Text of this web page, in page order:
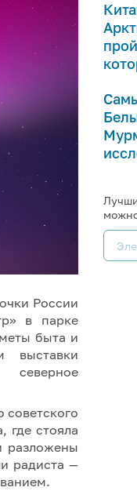
России
в парке
быта и
выставки
советского
где стояла
разложены
радиста —